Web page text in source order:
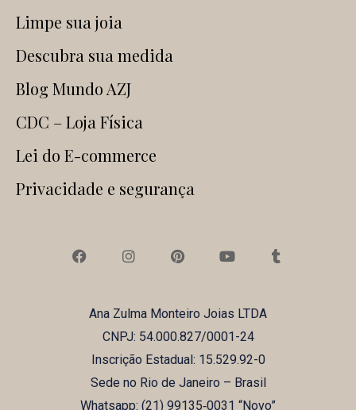
Limpe sua joia
Descubra sua medida
Blog Mundo AZJ
CDC – Loja Física
Lei do E-commerce
Privacidade e segurança
a
n
g
r
a
m
i
r
e
s
t
o
b
e
u
Ana Zulma Monteiro Joias LTDA
CNPJ: 54.000.827/0001-24
Inscrição Estadual: 15.529.92-0
Sede no Rio de Janeiro – Brasil
Whatsapp: (21) ‪99135‑0031‬ “Novo”